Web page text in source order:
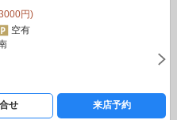
円)
空有
せ 来店予約